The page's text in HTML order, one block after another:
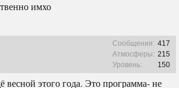
имхо
Сообщения: 417
Атмосферы: 215
Уровень:
150
весной этого года. Это программа- не